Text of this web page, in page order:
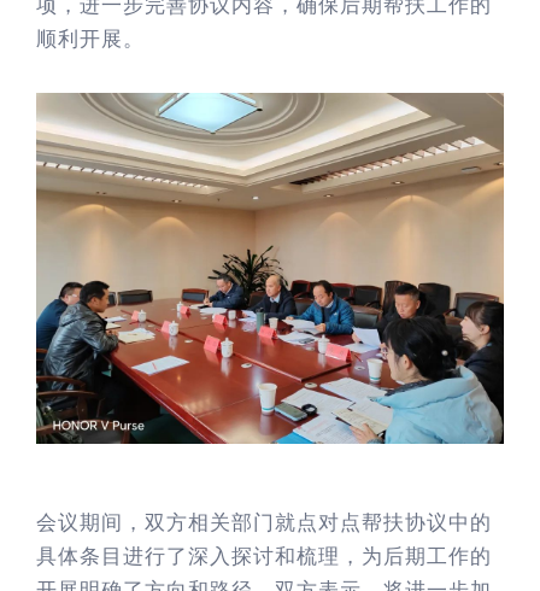
项，进一步完善协议内容，确保后期帮扶工作的
顺利开展。
会议期间，双方相关部门就点对点帮扶协议中的
具体条目进行了深入探讨和梳理，为后期工作的